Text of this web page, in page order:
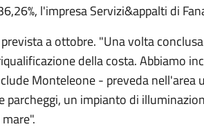
l'impresa Servizi&appalti di
a ottobre. "Una volta
della costa. Abbiamo
Monteleone - preveda nell'area
parcheggi, un impianto di